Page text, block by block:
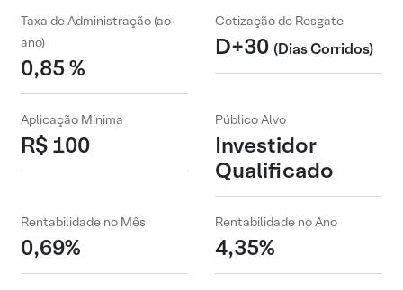
Taxa de Administração (ao
ano)
0,85 %
Cotização de Resgate
D+30 (Dias Corridos)
Aplicação Mínima
R$ 100
Público Alvo
Investidor
Qualificado
Rentabilidade no Mês
0,69%
Rentabilidade no Ano
4,35%